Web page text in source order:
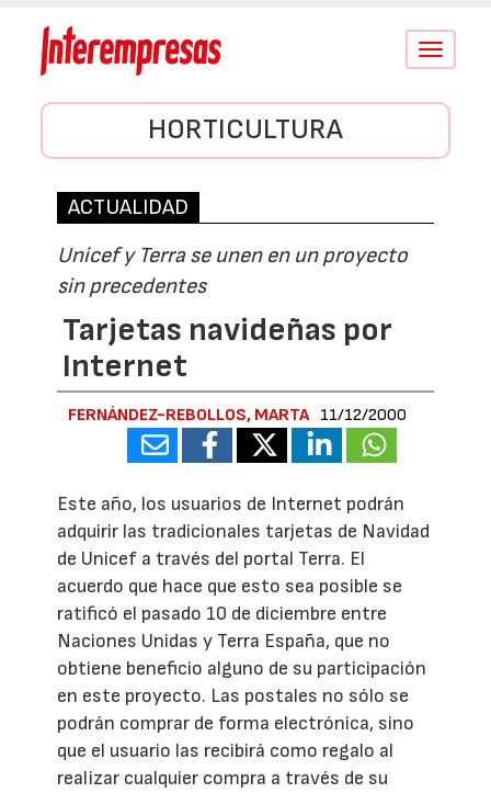
Conmutar
HORTICULTURA
ACTUALIDAD
Unicef y Terra se unen en un proyecto
sin precedentes
Tarjetas navideñas por
Internet
FERNÁNDEZ-REBOLLOS, MARTA 11/12/2000
Este año, los usuarios de Internet podrán
adquirir las tradicionales tarjetas de Navidad
de Unicef a través del portal Terra. El
acuerdo que hace que esto sea posible se
ratificó el pasado 10 de diciembre entre
Naciones Unidas y Terra España, que no
obtiene beneficio alguno de su participación
en este proyecto. Las postales no sólo se
podrán comprar de forma electrónica, sino
que el usuario las recibirá como regalo al
realizar cualquier compra a través de su